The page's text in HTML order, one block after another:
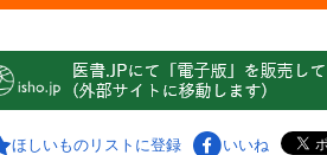
ほしいものリストに登録 いいね